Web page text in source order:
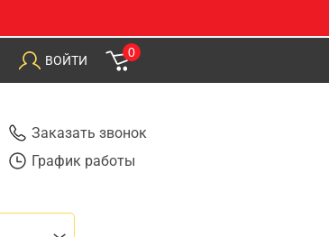
ВОЙТИ
0
Заказать звонок
График работы